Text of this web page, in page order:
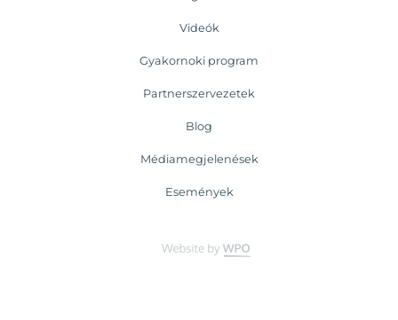
Videók
Gyakornoki program
Partnerszervezetek
Blog
Médiamegjelenések
Események